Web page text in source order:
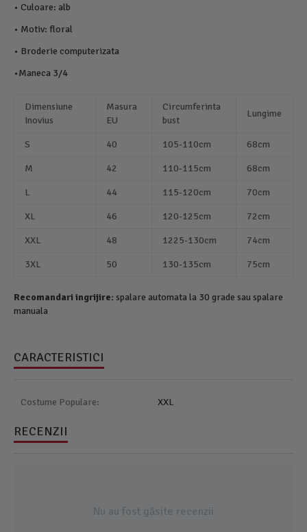
• Culoare: alb
• Motiv: floral
• Broderie computerizata
•Maneca 3/4
Dimensiune
Inovius
Masura
EU
Circumferinta
bust
Lungime
S 40 105-110cm 68cm
M 42 110-115cm 68cm
L 44 115-120cm 70cm
XL 46 120-125cm 72cm
XXL 48 1225-130cm 74cm
3XL 50 130-135cm 75cm
Recomandari ingrijire: spalare automata la 30 grade sau spalare
manuala
CARACTERISTICI
Costume Populare: XXL
RECENZII
Nu au fost găsite recenzii